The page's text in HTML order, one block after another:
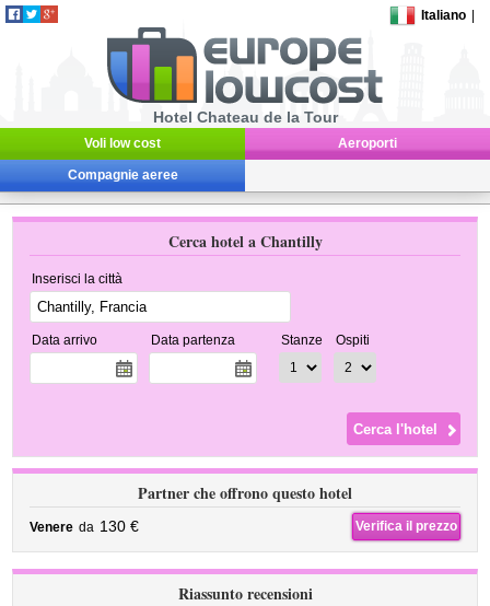
Italiano
Hotel Chateau de la Tour
Voli low cost Aeroporti
Compagnie aeree
Cerca hotel a Chantilly
Inserisci la città
Data arrivo Data partenza Stanze Ospiti
Partner che offrono questo hotel
Venere da 130 € Verifica il prezzo
Riassunto recensioni